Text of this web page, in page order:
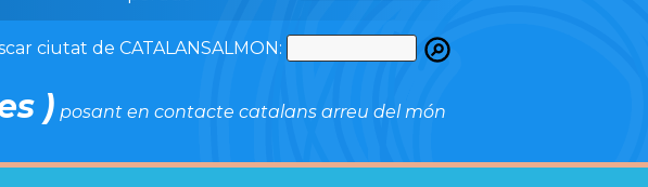
ciutat de CATALANSALMON:
) posant en contacte catalans arreu del món